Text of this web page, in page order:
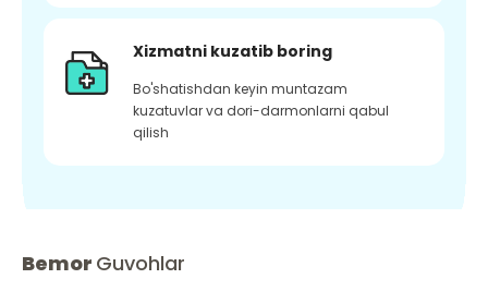
Xizmatni kuzatib boring
Bo'shatishdan keyin muntazam
kuzatuvlar va dori-darmonlarni qabul
qilish
Bemor Guvohlar